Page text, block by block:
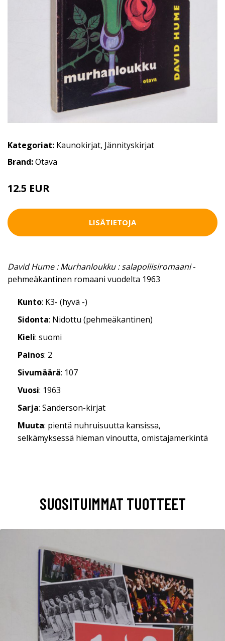
Kategoriat: Kaunokirjat, Jännityskirjat
Brand:Otava
12.5 EUR
LISÄTIETOJA
David Hume : Murhanloukku : salapoliisiromaani-
pehmeäkantinen romaani vuodelta 1963
Kunto: K3- (hyvä -)
Sidonta: Nidottu (pehmeäkantinen)
Kieli: suomi
Painos: 2
Sivumäärä: 107
Vuosi: 1963
Sarja: Sanderson-kirjat
Muuta: pientä nuhruisuutta kansissa,
selkämyksessä hieman vinoutta, omistajamerkintä
SUOSITUIMMAT TUOTTEET